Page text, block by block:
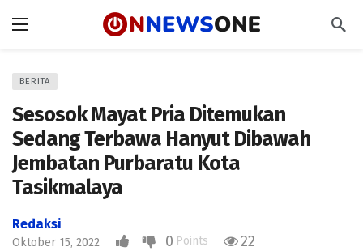
BERITA
Sesosok Mayat Pria Ditemukan
Sedang Terbawa Hanyut Dibawah
Jembatan Purbaratu Kota
Tasikmalaya
Redaksi
Oktober 15, 2022 0 Points 22